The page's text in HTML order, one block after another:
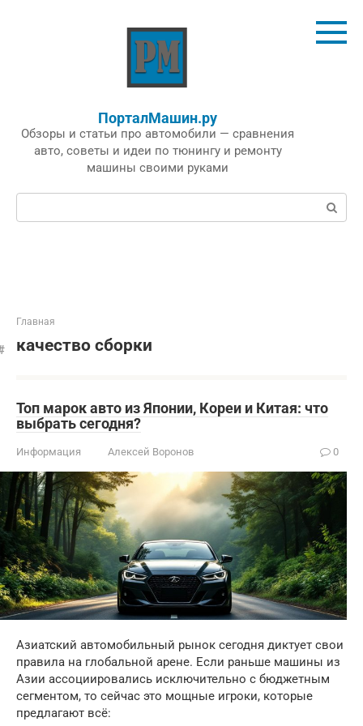
ПорталМашин.ру
Обзоры и статьи про автомобили — сравнения
авто, советы и идеи по тюнингу и ремонту
машины своими руками
Поиск:
Главная
качество сборки
Топ марок авто из Японии, Кореи и Китая: что
выбрать сегодня?
Информация Алексей Воронов 0
Азиатский автомобильный рынок сегодня диктует свои
правила на глобальной арене. Если раньше машины из
Азии ассоциировались исключительно с бюджетным
сегментом, то сейчас это мощные игроки, которые
предлагают всё: